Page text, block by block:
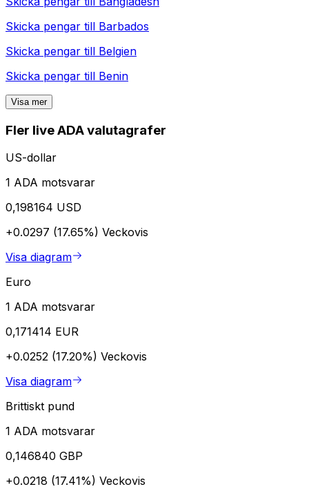
Skicka pengar till Barbados
Skicka pengar till Belgien
Skicka pengar till Benin
Visa mer
Fler live ADA valutagrafer
US-dollar
1 ADA motsvarar
0,198164 USD
+0.0297 (17.65%) Veckovis
Visa diagram
Euro
1 ADA motsvarar
0,171414 EUR
+0.0252 (17.20%) Veckovis
Visa diagram
Brittiskt pund
1 ADA motsvarar
0,146840 GBP
+0.0218 (17.41%) Veckovis